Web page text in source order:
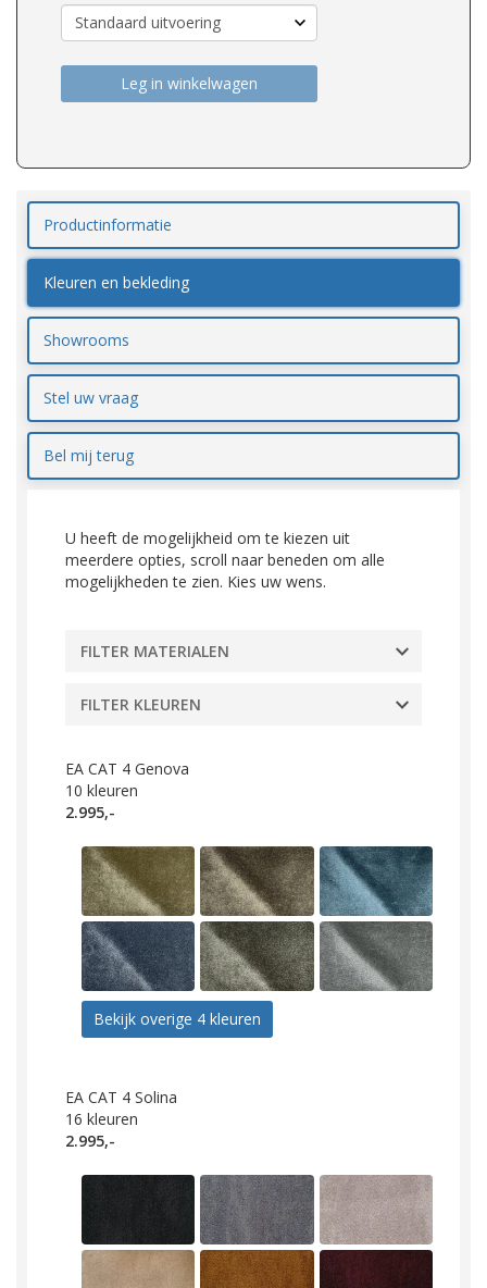
Leg in winkelwagen
Productinformatie
Kleuren en bekleding
Showrooms
Stel uw vraag
Bel mij terug
U heeft de mogelijkheid om te kiezen uit
meerdere opties, scroll naar beneden om alle
mogelijkheden te zien. Kies uw wens.
FILTER MATERIALEN
FILTER KLEUREN
EA CAT 4 Genova
10 kleuren
2.995,-
Bekijk overige 4 kleuren
EA CAT 4 Solina
16 kleuren
2.995,-